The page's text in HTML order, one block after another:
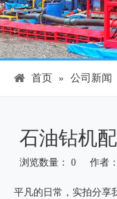
首页 » 公司新闻
石油钻机
浏览数量： 0作者：
平凡的日常，实拍分享